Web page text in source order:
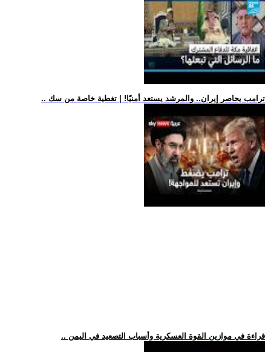
.. ترامب يحاصر إيران.. والمرشد يستعد أمنيًا! | تغطية خاصة من سك
.. قراءة في موازين القوة العسكرية وأسباب التصعيد في اليمن